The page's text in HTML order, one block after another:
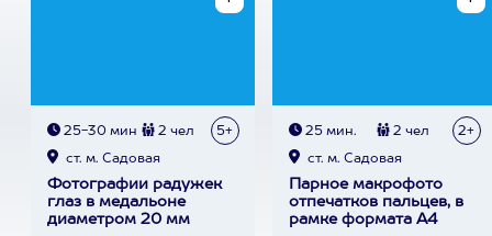
25-30 мин 2 чел 5+
ст. м. Садовая
Фотографии радужек
глаз в медальоне
диаметром 20 мм
25 мин. 2 чел 2+
ст. м. Садовая
Парное макрофото
отпечатков пальцев, в
рамке формата А4